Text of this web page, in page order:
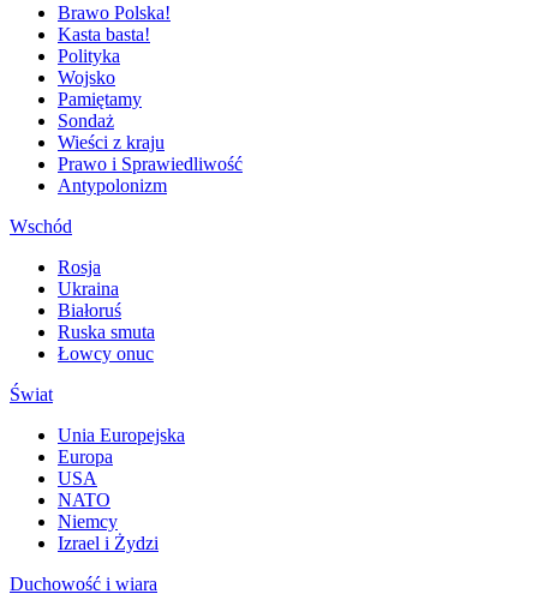
Brawo Polska!
Kasta basta!
Polityka
Wojsko
Pamiętamy
Sondaż
Wieści z kraju
Prawo i Sprawiedliwość
Antypolonizm
Wschód
Rosja
Ukraina
Białoruś
Ruska smuta
Łowcy onuc
Świat
Unia Europejska
Europa
USA
NATO
Niemcy
Izrael i Żydzi
Duchowość i wiara